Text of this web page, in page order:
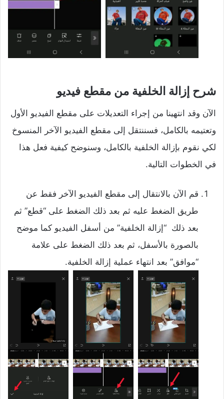
شرح إزالة الخلفية من مقطع فيديو
الآن وقد انتهينا من إجراء التعديلات على مقطع الفيديو الأول
وتعتيمه بالكامل، فسننتقل إلى مقطع الفيديو الآخر المنسوخ
لكي نقوم بإزالة الخلفية بالكامل، وسنوضح كيفية فعل هذا
في الخطوات التالية.
قم الآن بالانتقال إلى مقطع الفيديو الآخر فقط عن
طريق الضغط عليه ثم بعد ذلك الضغط على “قطع” ثم
بعد ذلك “إزالة الخلفية” من أسفل الفيديو كما موضح
بالصورة بالأسفل، ثم بعد ذلك الضغط على علامة
“موافق” بعد انتهاء عملية إزالة الخلفية.